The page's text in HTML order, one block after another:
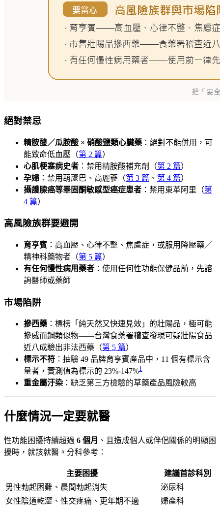
絕對禁忌
精胺酸／瓜胺酸 × 硝酸鹽類心臟藥 ：絕對不能併用，可
能致命低血壓（第 2 篇）
心肌梗塞病史者 ：禁用精胺酸補充劑（第 2 篇）
孕婦 ：禁用葫蘆巴、高麗蔘（第 3 篇 、 第 4 篇）
攝護腺癌等睪固酮敏感型癌症患者 ：禁用東革阿里（第
4 篇）
高風險族群要避開
育亨賓 ：高血壓、心律不整、焦慮症，或服用降壓藥／
精神科藥物者（第 5 篇）
有任何慢性病用藥者 ：使用任何性功能保健品前，先諮
詢醫師或藥師
市場陷阱
摻西藥 ：標榜「純天然又快速見效」的壯陽品，極可能
摻威而鋼類似物——台灣食藥署稽查發現可疑壯陽食品
近八成驗出非法西藥（第 5 篇）
標示不符 ：抽驗 49 品牌育亨賓產品中，11 個有標示含
量者，實測值為標示的 23%-147%1
重金屬汙染 ：缺乏第三方檢驗的草藥產品風險較高
什麼情況一定要就醫
性功能困擾持續超過 6 個月 、且造成個人或伴侶關係的明顯困
擾時，就該就醫。分科參考：
主要困擾
建議首診科別
男性勃起困難、晨間勃起消失
泌尿科
女性陰道乾澀、性交疼痛、更年期不適
婦產科